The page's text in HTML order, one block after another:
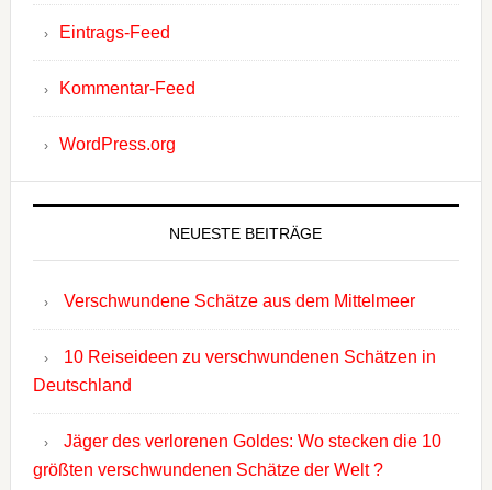
Eintrags-Feed
Kommentar-Feed
WordPress.org
NEUESTE BEITRÄGE
Verschwundene Schätze aus dem Mittelmeer
10 Reiseideen zu verschwundenen Schätzen in
Deutschland
Jäger des verlorenen Goldes: Wo stecken die 10
größten verschwundenen Schätze der Welt ?